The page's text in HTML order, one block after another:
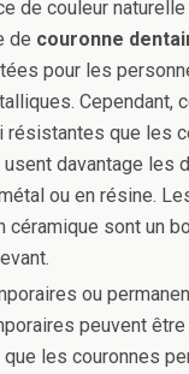
de couleur naturelle
de couronne
pour les
Cependant,
résistantes que les
davantage les
ou en résine.
céramique sont un
ou
peuvent
les couronnes